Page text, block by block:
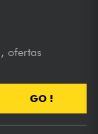
ofertas
GO !